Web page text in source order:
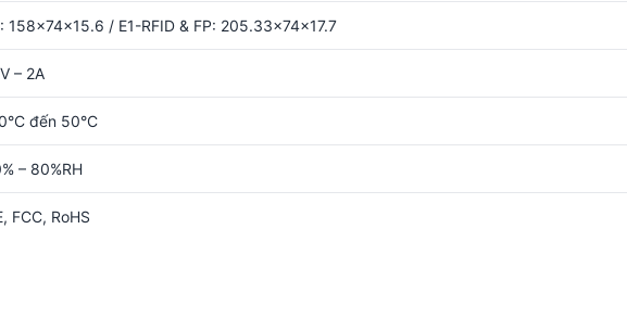
158×74×15.6 / E1-RFID & FP: 205.33×74×17.7
– 2A
đến 50°C
– 80%RH
FCC, RoHS